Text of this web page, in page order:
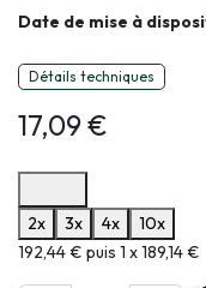
Date de mise à
Détails techniques
17,09€
2x
3x 4x
10x
Informations sur le plan
192,44 € puis 1 x 189,14 €